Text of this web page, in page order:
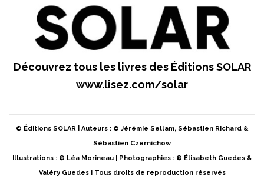
Découvrez tous les livres des Éditions SOLAR
www.lisez.com/solar
© Éditions SOLAR | Auteurs : © Jérémie Sellam, Sébastien Richard &
Sébastien Czernichow
Illustrations : © Léa Morineau | Photographies : © Élisabeth Guedes &
Valéry Guedes | Tous droits de reproduction réservés